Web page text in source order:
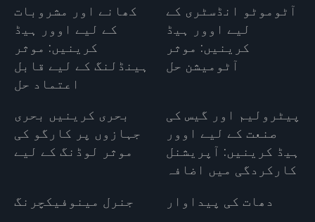
کھانے اور مشروبات
کے لیے اوور ہیڈ
کرینیں: موثر
ہینڈلنگ کے لیے قابل
اعتماد حل
آٹوموٹو انڈسٹری کے
لیے اوور ہیڈ
کرینیں: موثر
آٹومیشن حل
بحری کرینیں بحری
جہازوں پر کارگو کی
موثر لوڈنگ کے لیے
پیٹرولیم اور گیس کی
صنعت کے لیے اوور
ہیڈ کرینیں: آپریشنل
کارکردگی میں اضافہ
جنرل مینوفیکچرنگ
دھات کی پیداوار